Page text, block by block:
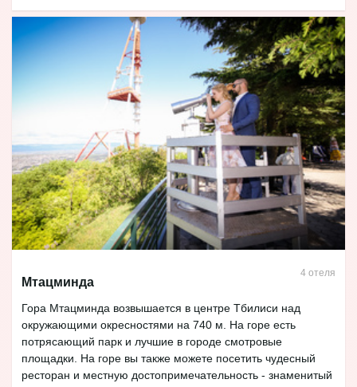
Мтацминда
4 отеля
Гора Мтацминда возвышается в центре Тбилиси над
окружающими окресностями на 740 м. На горе есть
потрясающий парк и лучшие в городе смотровые
площадки. На горе вы также можете посетить чудесный
ресторан и местную достопримечательность - знаменитый